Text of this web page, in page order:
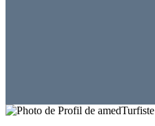
Turfiste